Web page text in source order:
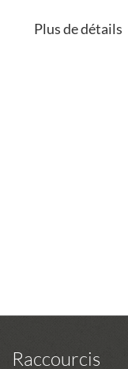
Plus de détails
Raccourcis